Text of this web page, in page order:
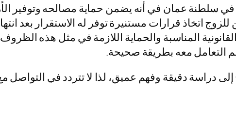
سلطنة عمان في أنه يضمن حماية مصالحه وتوفير
للزوج اتخاذ قرارات مستنيرة توفر له الاستقرار بعد
المناسبة والحماية اللازمة في مثل هذه
التعامل معه بطريقة صحيحة.
دراسة دقيقة وفهم عميق، لذا لا تتردد في